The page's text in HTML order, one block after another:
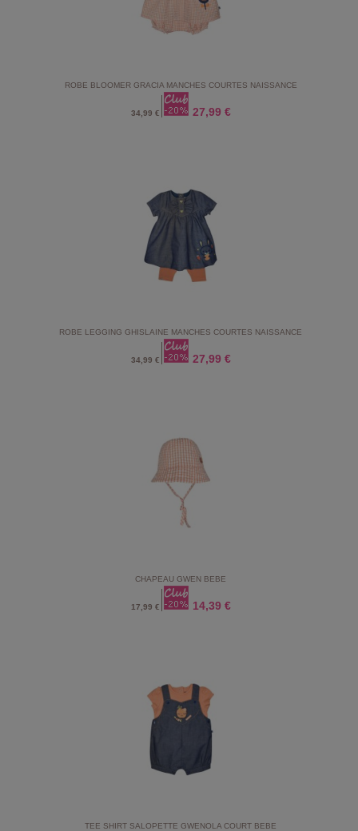
ROBE BLOOMER GRACIA MANCHES COURTES NAISSANCE
34,99 € 27,99 €
ROBE LEGGING GHISLAINE MANCHES COURTES NAISSANCE
34,99 € 27,99 €
CHAPEAU GWEN BEBE
17,99 € 14,39 €
TEE SHIRT SALOPETTE GWENOLA COURT BEBE